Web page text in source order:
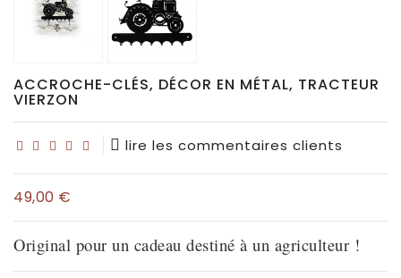
ACCROCHE-CLÉS, DÉCOR EN MÉTAL, TRACTEUR
VIERZON
lire les commentaires clients
49,00 €
Original pour un cadeau destiné à un agriculteur !